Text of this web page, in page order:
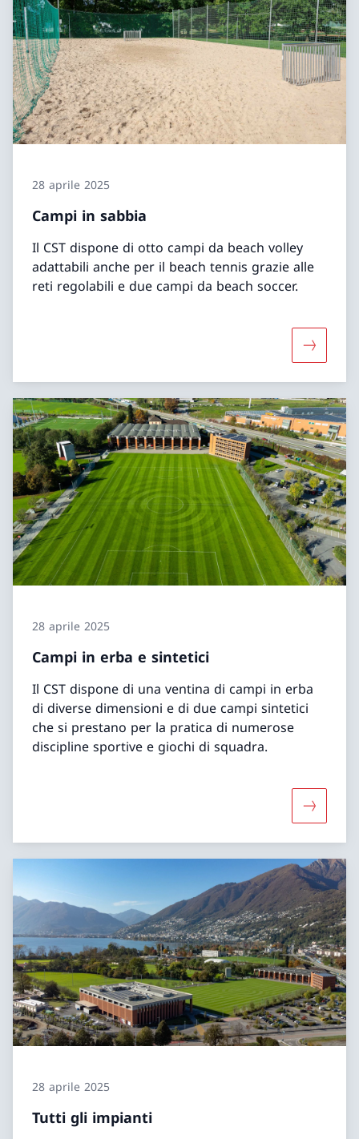
28 aprile 2025
Campi in sabbia
Il CST dispone di otto campi da beach volley
adattabili anche per il beach tennis grazie alle
reti regolabili e due campi da beach soccer.
28 aprile 2025
Campi in erba e sintetici
Il CST dispone di una ventina di campi in erba
di diverse dimensioni e di due campi sintetici
che si prestano per la pratica di numerose
discipline sportive e giochi di squadra.
28 aprile 2025
Tutti gli impianti